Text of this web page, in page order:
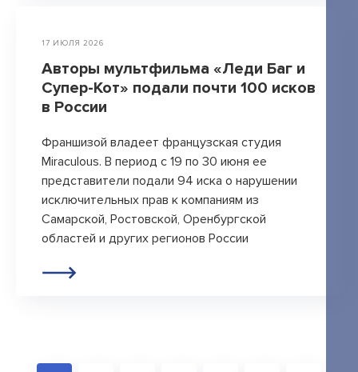
17 ИЮЛЯ 2026
Авторы мультфильма «Леди Баг и
Супер-Кот» подали почти 100 исков
в России
Франшизой владеет французская студия
Miraculous. В период с 19 по 30 июня ее
представители подали 94 иска о нарушении
исключительных прав к компаниям из
Самарской, Ростовской, Оренбургской
областей и других регионов России